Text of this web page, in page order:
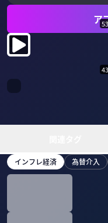
ア
インフレ経済 為替介入